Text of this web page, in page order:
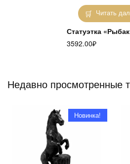
Читать
Статуэтка
3592.00₽
Недавно просмотренные
Новинка!